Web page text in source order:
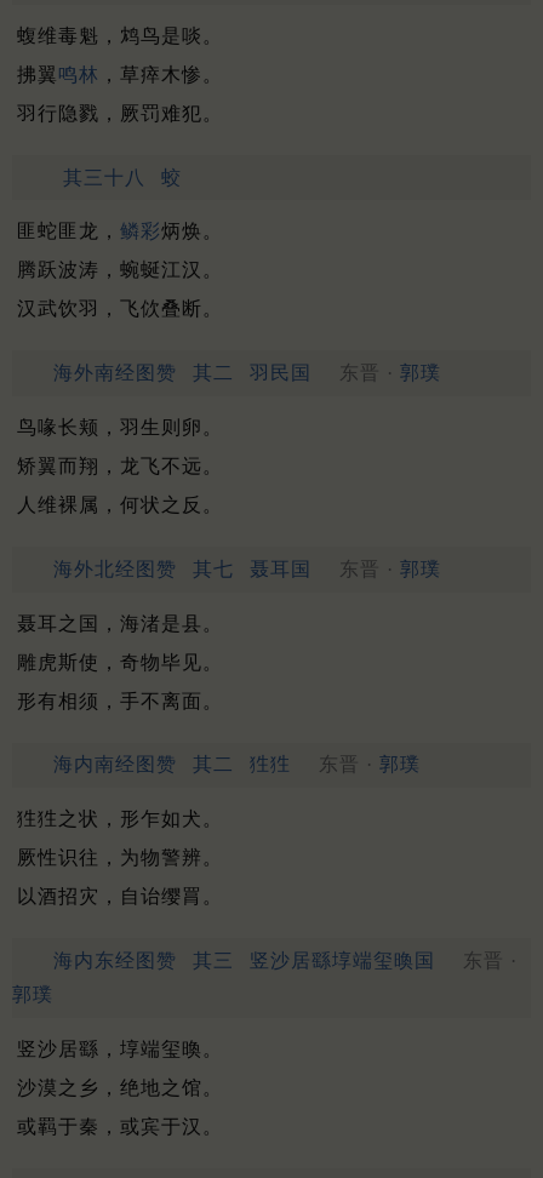
蝮维毒魁，鸩鸟是啖。
拂翼 鸣林 ，草瘁木惨。
羽行隐戮，厥罚难犯。
其三十八 蛟
匪蛇匪龙， 鳞彩炳焕。
腾跃波涛，蜿蜒江汉。
汉武饮羽，飞佽叠断。
海外南经图赞 其二 羽民国 东晋 · 郭璞
鸟喙长颊，羽生则卵。
矫翼而翔，龙飞不远。
人维裸属，何状之反。
海外北经图赞 其七 聂耳国 东晋 · 郭璞
聂耳之国，海渚是县。
雕虎斯使，奇物毕见。
形有相须，手不离面。
海内南经图赞 其二 狌狌 东晋 · 郭璞
狌狌之状，形乍如犬。
厥性识往，为物警辨。
以酒招灾，自诒缨罥。
海内东经图赞 其三 竖沙居繇埻端玺㬇国
东晋 ·
郭璞
竖沙居繇，埻端玺㬇。
沙漠之乡，绝地之馆。
或羁于秦，或宾于汉。